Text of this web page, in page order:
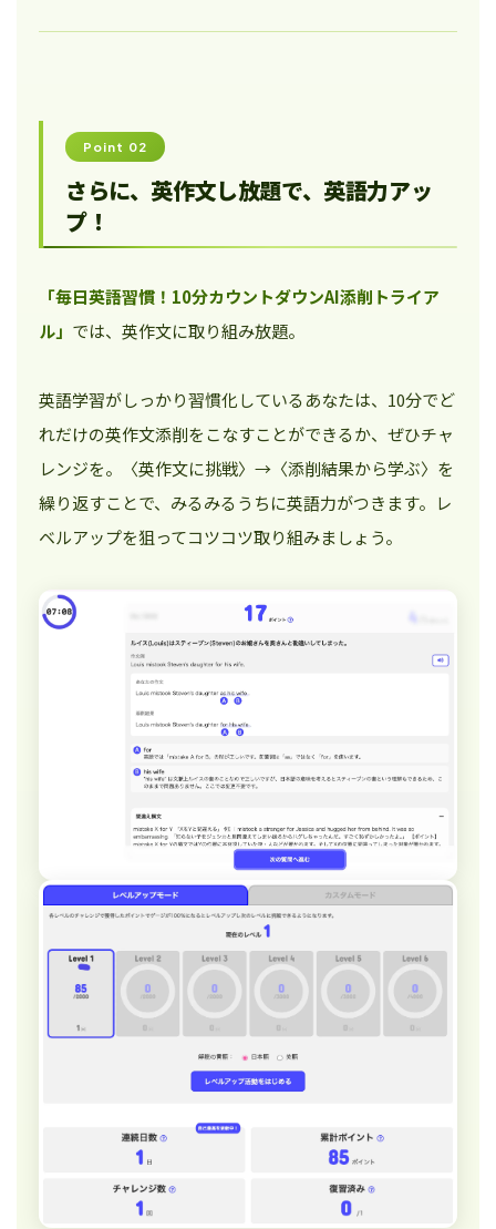
Point 02
さらに、英作文し放題で、英語力アッ
プ！
「毎日英語習慣！10分カウントダウンAI添削トライア
ル」 では、英作文に取り組み放題。
英語学習がしっかり習慣化しているあなたは、10分でど
れだけの英作文添削をこなすことができるか、ぜひチャ
レンジを。〈英作文に挑戦〉→〈添削結果から学ぶ〉を
繰り返すことで、みるみるうちに英語力がつきます。レ
ベルアップを狙ってコツコツ取り組みましょう。